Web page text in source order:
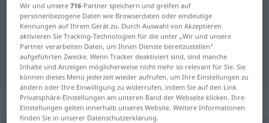
Englisch-Deutsch Übersetzung für
"underling"
"underling" Deutsch Übersetzung
„underling“: noun
Wir und unsere716-Partner speichern und greifen auf
personenbezogene Daten wie Browserdaten oder eindeutige
Kennungen auf Ihrem Gerät zu. Durch Auswahl von Akzeptieren
aktivieren Sie Tracking-Technologien für die unter „Wir und unsere
Partner verarbeiten Daten, um Ihnen Dienste bereitzustellen“
aufgeführten Zwecke. Wenn Tracker deaktiviert sind, sind manche
Inhalte und Anzeigen möglicherweise nicht mehr so relevant für Sie. Sie
können dieses Menü jederzeit wieder aufrufen, um Ihre Einstellungen zu
ändern oder Ihre Einwilligung zu widerrufen, indem Sie auf den Link
Privatsphäre-Einstellungen am unteren Rand der Webseite klicken. Ihre
Einstellungen gelten innerhalb unseres Website. Weitere Informationen
finden Sie in unserer Datenschutzerklärung.